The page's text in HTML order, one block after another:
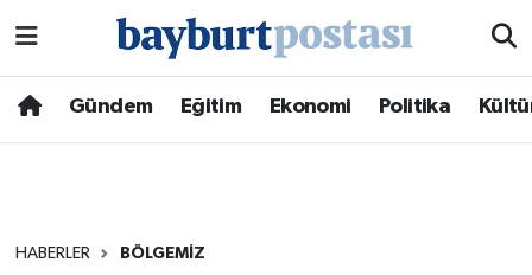
Gündem Eğitim Ekonomi Politika
HABERLER BÖLGEMIZ
Hava Durumu